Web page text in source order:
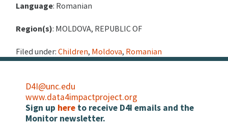
Language: Romanian
Region(s): MOLDOVA, REPUBLIC OF
Filed under: Children, Moldova, Romanian
D4I@unc.edu
www.data4impactproject.org
Sign up here to receive D4I emails and the
Monitor newsletter.